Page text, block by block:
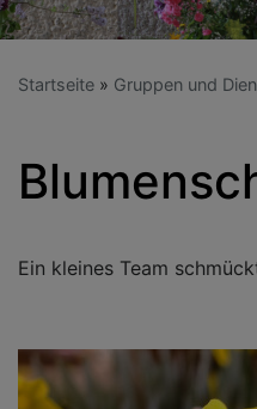
Startseite Gruppen und
Ein kleines Team